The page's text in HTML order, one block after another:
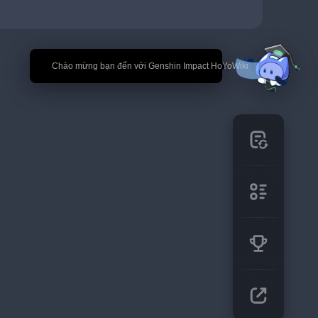
🎉 Chào mừng bạn đến với Genshin Impact HoYoWiki